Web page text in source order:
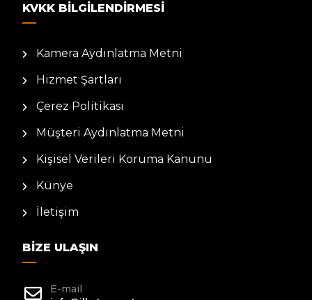
KVKK BILGILENDIRMESI
Kamera Aydınlatma Metni
Hizmet Şartları
Çerez Politikası
Müşteri Aydınlatma Metni
Kişisel Verileri Koruma Kanunu
Künye
İletişim
BIZE ULAŞIN
E-mail